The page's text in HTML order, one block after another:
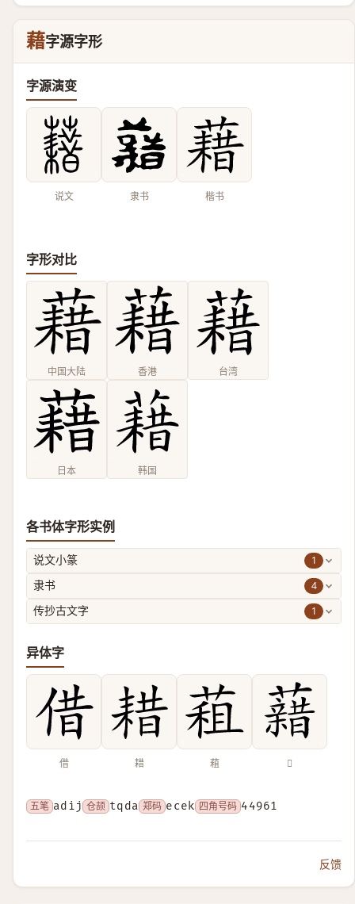
藉字源字形
字源演变
说文 隶书 楷书
字形对比
中国大陆 香港 台湾
日本 韩国
各书体字形实例
说文小篆 1
隶书 4
传抄古文字 1
异体字
借 耤 蒩 𧃫
五笔 adij 仓颉 tqda 郑码 ecek 四角号码 44961
反馈